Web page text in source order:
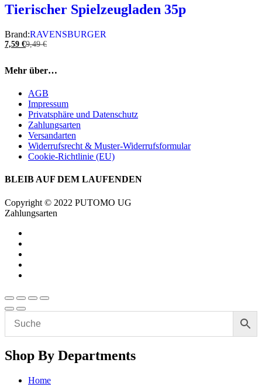
Tierischer Spielzeugladen 35p
Brand:RAVENSBURGER
7,59 €9,49€
Mehr über…
AGB
Impressum
Privatsphäre und Datenschutz
Zahlungsarten
Versandarten
Widerrufsrecht & Muster-Widerrufsformular
Cookie-Richtlinie (EU)
BLEIB AUF DEM LAUFENDEN
Copyright © 2022 PUTOMO UG
Zahlungsarten
Shop By Departments
Home